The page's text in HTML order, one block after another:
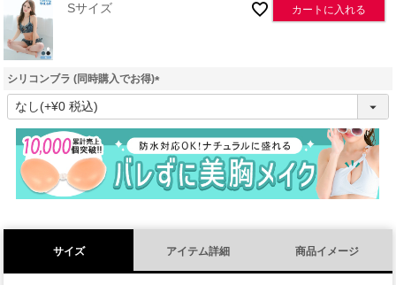
Sサイズ カートに入れる
シリコンブラ (同時購入でお得)
(
須
)
サイズ アイテム詳細 商品イメージ